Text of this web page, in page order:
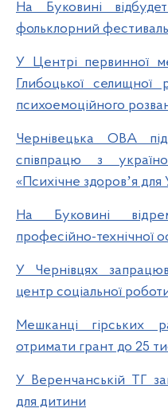
На Буковині
фольклорний фестиваль
У Центрі первинної
Глибоцької селищної
психоемоційного
Чернівецька ОВА
співпрацю з
«Психічне здоровʼя для
На Буковині
професійно-технічної
У Чернівцях
центр соціальної
Мешканці гірських
отримати грант до 25
У Веренчанській ТГ
для дитини